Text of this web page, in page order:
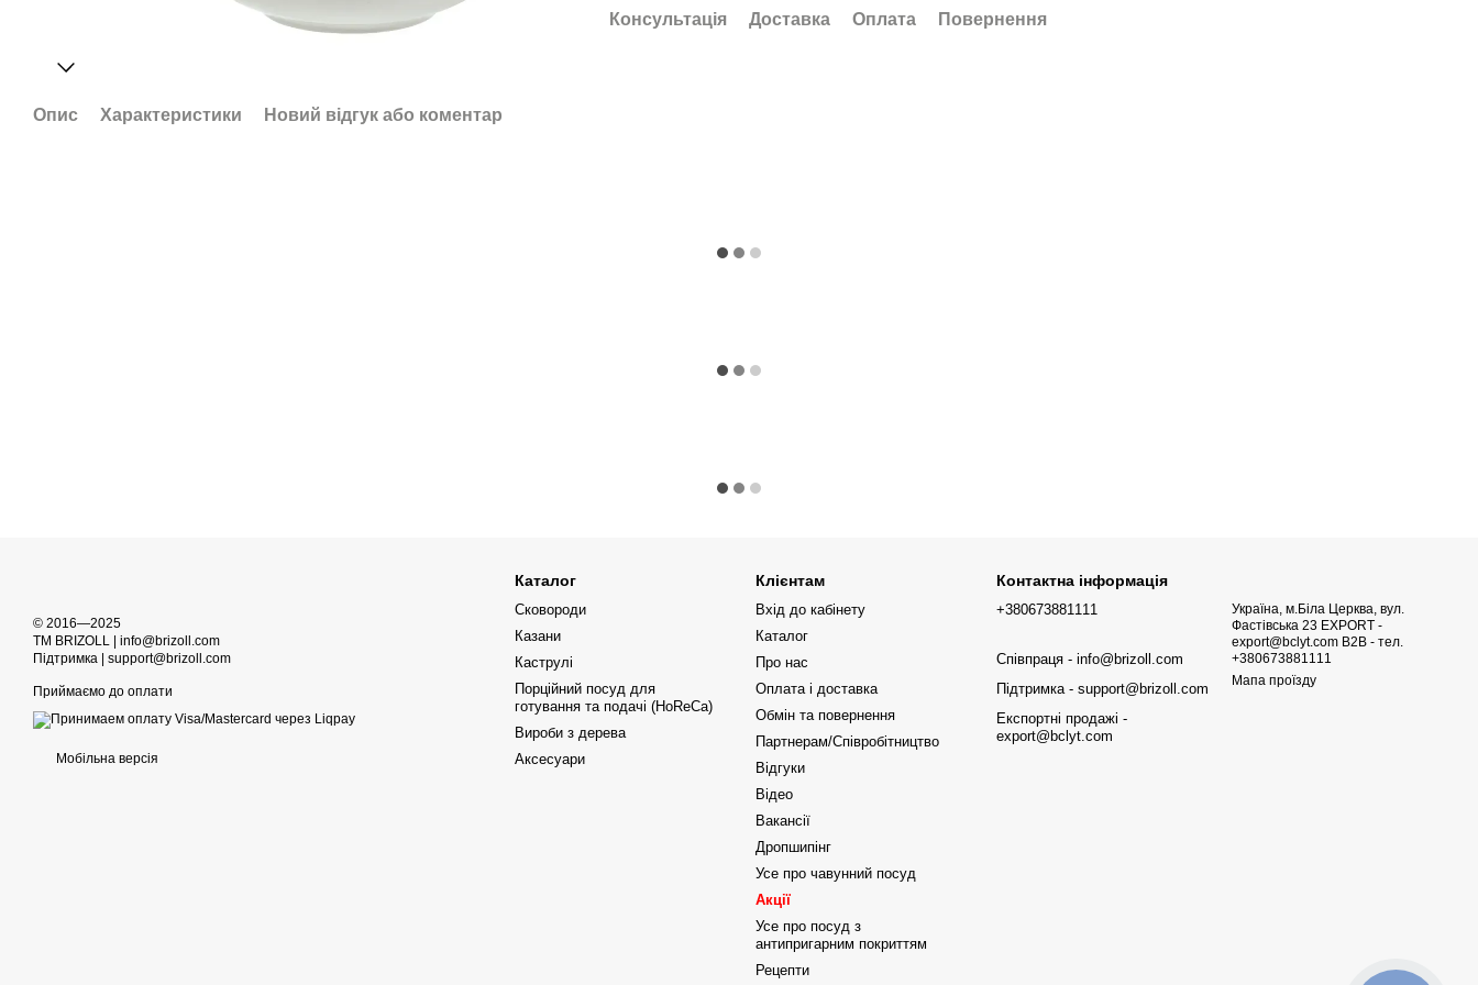
Опис Характеристики Новий відгук або коментар
Консультація Доставка Оплата Повернення
© 2016—2025
TM BRIZOLL | info@brizoll.com
Підтримка | support@brizoll.com
Приймаємо до оплати
Мобільна версія
Каталог
Сковороди
Казани
Каструлі
Порційний посуд для
готування та подачі (HoReCa)
Вироби з дерева
Аксесуари
Клієнтам
Вхід до кабінету
Каталог
Про нас
Оплата і доставка
Обмін та повернення
Партнерам/Співробітництво
Відгуки
Відео
Вакансії
Дропшипінг
Усе про чавунний посуд
Акції
Усе про посуд з
антипригарним покриттям
Рецепти
Контактна інформація
+380673881111
Співпраця - info@brizoll.com
Підтримка - support@brizoll.com
Експортні продажі -
export@bclyt.com
Україна, м.Біла Церква, вул.
Фастівська 23 EXPORT -
export@bclyt.com B2B - тел.
+380673881111
Мапа проїзду